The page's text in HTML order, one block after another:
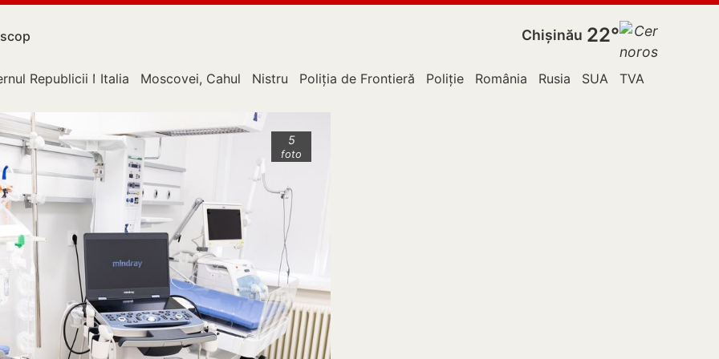
Chișinău 22°
Republicii Moldova
Italia Moscovei, Cahul Nistru Poliția de Frontieră Poliție România Rusia SUA TVA
5
foto